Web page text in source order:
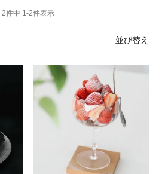
並び替え
2件中 1-2件表示